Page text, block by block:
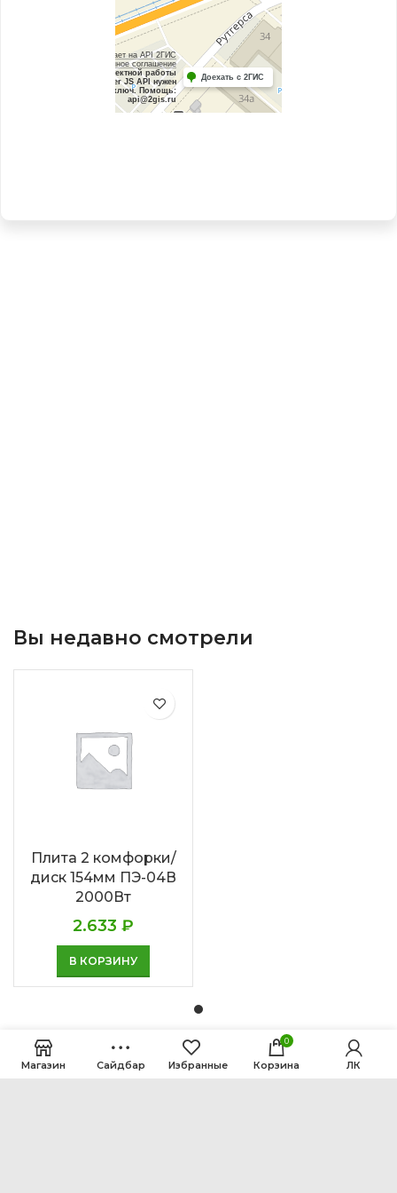
Вы недавно смотрели
Плита 2 комфорки/
диск 154мм ПЭ-04В
2000Вт
2.633 ₽
В КОРЗИНУ
Магазин Сайдбар Избранные
0
Корзина ЛК